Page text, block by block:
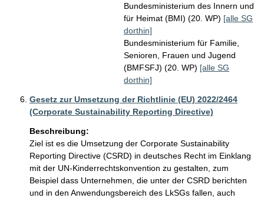
Bundesministerium des Innern und
für Heimat (BMI) (20. WP) [alle SG
dorthin]
Bundesministerium für Familie,
Senioren, Frauen und Jugend
(BMFSFJ) (20. WP) [alle SG
dorthin]
Gesetz zur Umsetzung der Richtlinie (EU) 2022/2464
(Corporate Sustainability Reporting Directive)
Beschreibung:
Ziel ist es die Umsetzung der Corporate Sustainability
Reporting Directive (CSRD) in deutsches Recht im Einklang
mit der UN-Kinderrechtskonvention zu gestalten, zum
Beispiel dass Unternehmen, die unter der CSRD berichten
und in den Anwendungsbereich des LkSGs fallen, auch